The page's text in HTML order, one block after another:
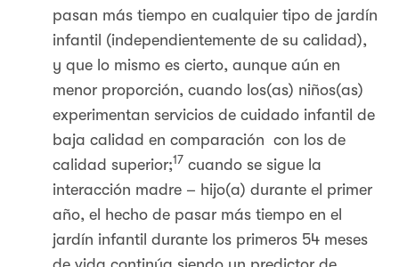
pasan más tiempo en cualquier tipo de jardín
infantil (independientemente de su calidad),
y que lo mismo es cierto, aunque aún en
menor proporción, cuando los(as) niños(as)
experimentan servicios de cuidado infantil de
baja calidad en comparación con los de
calidad superior;17 cuando se sigue la
interacción madre – hijo(a) durante el primer
año, el hecho de pasar más tiempo en el
jardín infantil durante los primeros 54 meses